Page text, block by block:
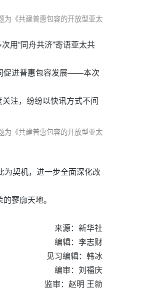
为《共建普惠包容的开放型亚太
用“同舟共济”寄语亚太共
促进普惠包容发展——本次
注，纷纷以快讯方式不间
为《共建普惠包容的开放型亚太
为契机，进一步全面深化改
寥廓天地。
来源：新华社
编辑：李志财
见习编辑：韩冰
编审：刘福庆
监审：赵明 王勍